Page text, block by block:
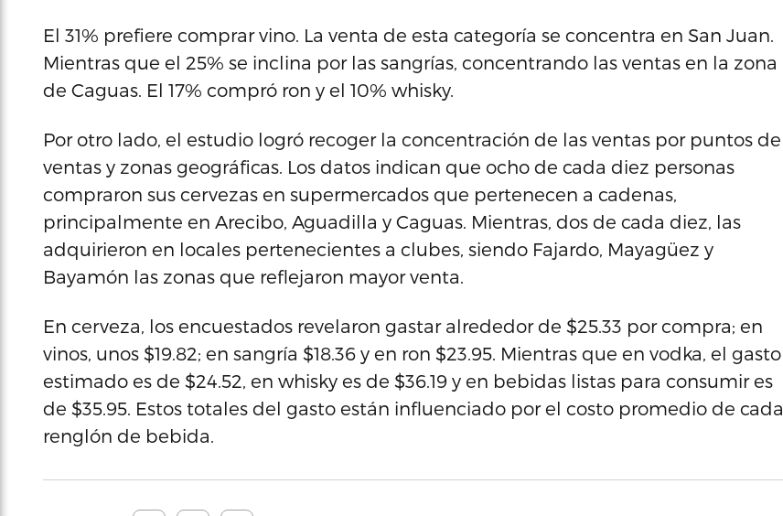
El 31% prefiere comprar vino. La venta de esta categoría se concentra en San Juan.
Mientras que el 25% se inclina por las sangrías, concentrando las ventas en la zona
de Caguas. El 17% compró ron y el 10% whisky.
Por otro lado, el estudio logró recoger la concentración de las ventas por puntos de
ventas y zonas geográficas. Los datos indican que ocho de cada diez personas
compraron sus cervezas en supermercados que pertenecen a cadenas,
principalmente en Arecibo, Aguadilla y Caguas. Mientras, dos de cada diez, las
adquirieron en locales pertenecientes a clubes, siendo Fajardo, Mayagüez y
Bayamón las zonas que reflejaron mayor venta.
En cerveza, los encuestados revelaron gastar alrededor de $25.33 por compra; en
vinos, unos $19.82; en sangría $18.36 y en ron $23.95. Mientras que en vodka, el gasto
estimado es de $24.52, en whisky es de $36.19 y en bebidas listas para consumir es
de $35.95. Estos totales del gasto están influenciado por el costo promedio de cada
renglón de bebida.